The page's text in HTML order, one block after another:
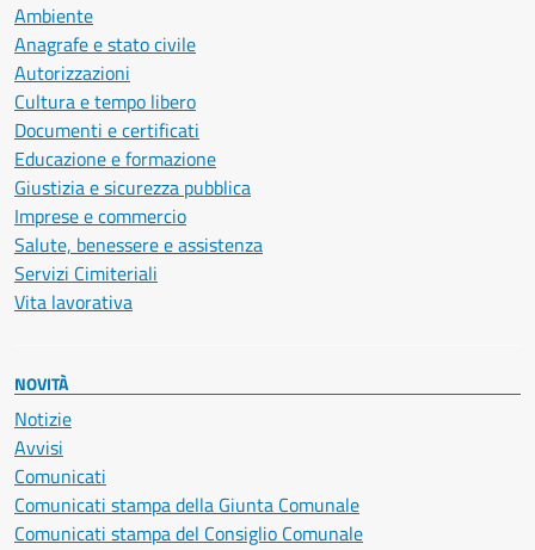
Ambiente
Anagrafe e stato civile
Autorizzazioni
Cultura e tempo libero
Documenti e certificati
Educazione e formazione
Giustizia e sicurezza pubblica
Imprese e commercio
Salute, benessere e assistenza
Servizi Cimiteriali
Vita lavorativa
NOVITÀ
Notizie
Avvisi
Comunicati
Comunicati stampa della Giunta Comunale
Comunicati stampa del Consiglio Comunale